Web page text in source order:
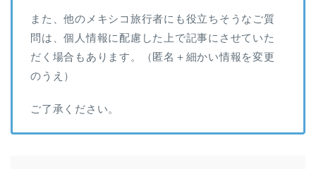
また、他のメキシコ旅行者にも役立ちそうなご質
問は、個人情報に配慮した上で記事にさせていた
だく場合もあります。（匿名＋細かい情報を変更
のうえ）
ご了承ください。